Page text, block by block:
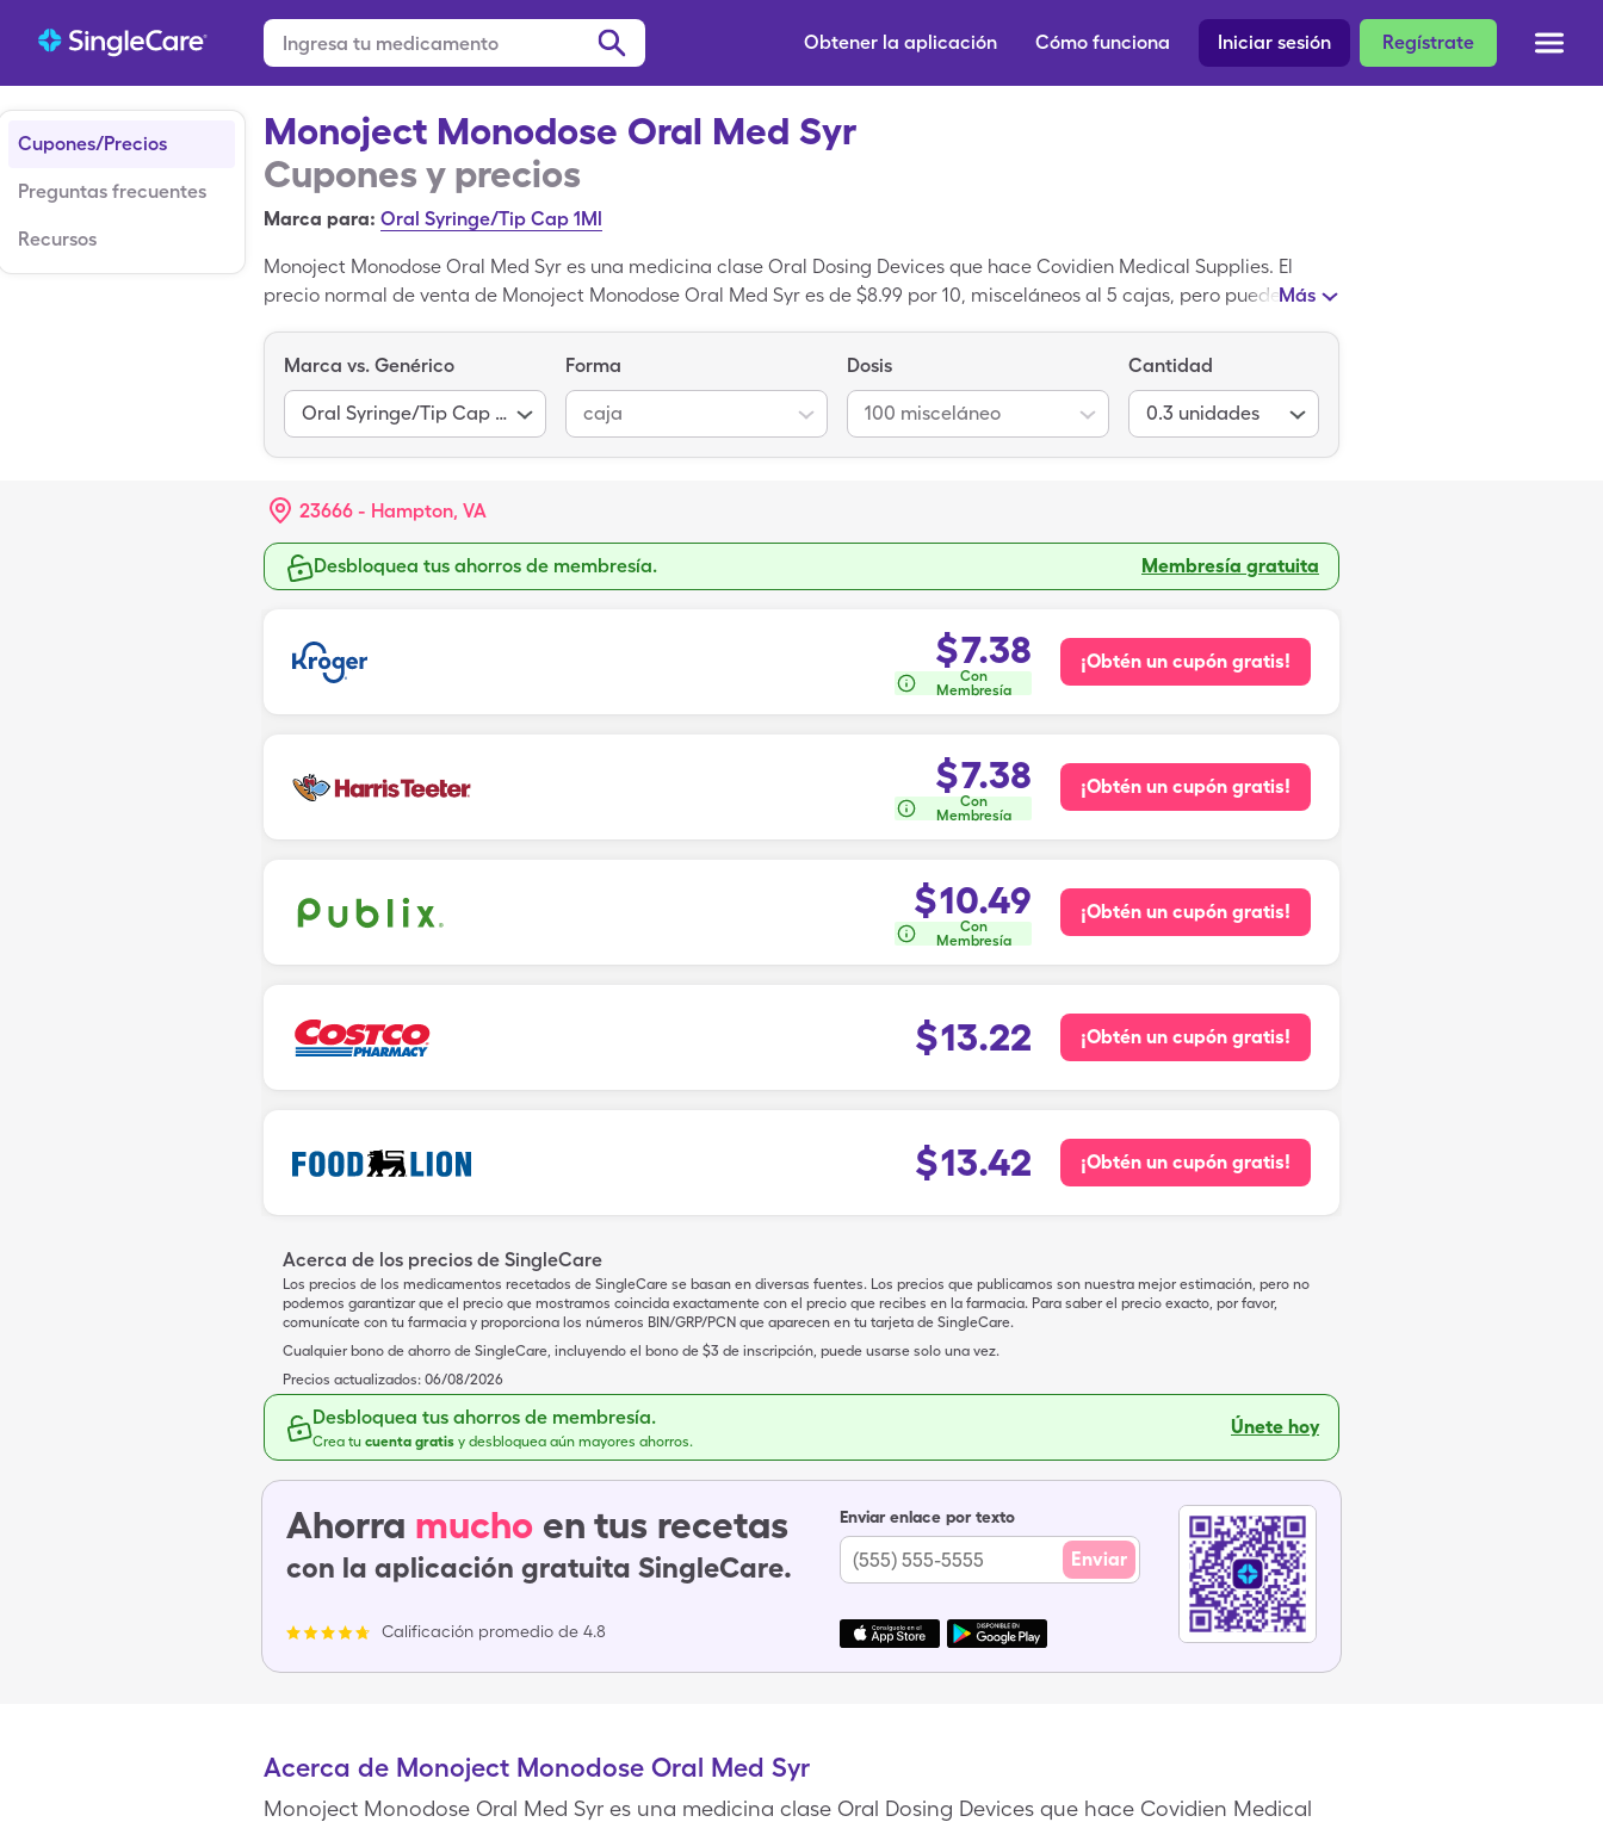
Regístrate
Iniciar sesión
Cómo funciona
Obtener la aplicación
Cupones/Precios
Preguntas frecuentes
Recursos
Monoject Monodose Oral Med Syr
Cupones y precios
Marca para: Oral Syringe/Tip Cap 1Ml
Monoject Monodose Oral Med Syr es una medicina clase Oral Dosing Devices que hace Covidien Medical Supplies. El
precio normal de venta de Monoject Monodose Oral Med Syr es de $8.99 por 10, misceláneos al 5 cajas, pero puedes
de SingleCare.
Más
Marca vs. Genérico
Oral Syringe/Tip Cap 1Ml
Forma
caja
Dosis
100 misceláneo
Cantidad
0.3 unidades
23666 - Hampton, VA
Desbloquea tus ahorros de membresía. Membresía gratuita
$7.38
Con
Membresía
¡Obtén un cupón gratis!
$7.38
Con
Membresía
¡Obtén un cupón gratis!
$10.49
Con
Membresía
¡Obtén un cupón gratis!
$13.22 ¡Obtén un cupón gratis!
$13.42 ¡Obtén un cupón gratis!
Acerca de los precios de SingleCare
Los precios de los medicamentos recetados de SingleCare se basan en diversas fuentes. Los precios que publicamos son nuestra mejor estimación, pero no
podemos garantizar que el precio que mostramos coincida exactamente con el precio que recibes en la farmacia. Para saber el precio exacto, por favor,
comunícate con tu farmacia y proporciona los números BIN/GRP/PCN que aparecen en tu tarjeta de SingleCare.
Cualquier bono de ahorro de SingleCare, incluyendo el bono de $3 de inscripción, puede usarse solo una vez.
Precios actualizados: 06/08/2026
Desbloquea tus ahorros de membresía.
Crea tu cuenta gratis y desbloquea aún mayores ahorros.
Únete hoy
Ahorra mucho en tus recetas
con la aplicación gratuita SingleCare.
Calificación promedio de 4.8
Enviar enlace por texto
Enviar
Acerca de Monoject Monodose Oral Med Syr
Monoject Monodose Oral Med Syr es una medicina clase Oral Dosing Devices que hace Covidien Medical